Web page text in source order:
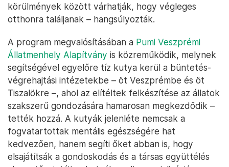
körülmények között várhatják, hogy végleges
otthonra találjanak – hangsúlyozták.
A program megvalósításában a Pumi Veszprémi
Állatmenhely Alapítvány is közreműködik, melynek
segítségével egyelőre tíz kutya kerül a büntetés-
végrehajtási intézetekbe – öt Veszprémbe és öt
Tiszalökre –, ahol az elítéltek felkészítése az állatok
szakszerű gondozására hamarosan megkezdődik –
tették hozzá. A kutyák jelenléte nemcsak a
fogvatartottak mentális egészségére hat
kedvezően, hanem segíti őket abban is, hogy
elsajátítsák a gondoskodás és a társas együttélés